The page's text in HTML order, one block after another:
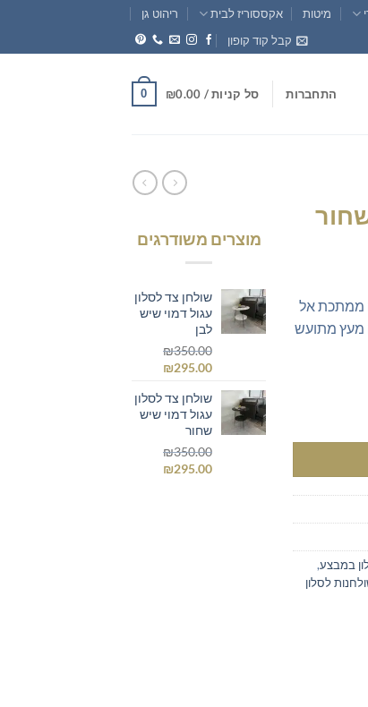
מיטות אקססוריז לבית
ריהוט גן
קבל קוד קופון
התחברות סל קניות / ₪0.00
0
ממתכת אל
מעץ מתועש
במבצע,
לסלון
מוצרים משודרגים
שולחן צד לסלון
עגול דמוי שיש
לבן
₪350.00
המחיר
היה:
₪350.00.
₪295.00
הוא:
₪295.00.
שולחן צד לסלון
עגול דמוי שיש
שחור
₪350.00
המחיר ₪295.00